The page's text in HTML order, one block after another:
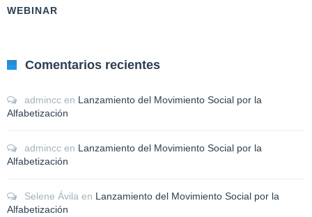
WEBINAR
Comentarios recientes
admincc en Lanzamiento del Movimiento Social por la
Alfabetización
admincc en Lanzamiento del Movimiento Social por la
Alfabetización
Selene Ávila en Lanzamiento del Movimiento Social por la
Alfabetización